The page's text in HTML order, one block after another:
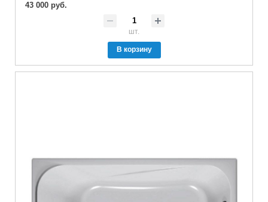
43 000 руб.
шт.
В корзину